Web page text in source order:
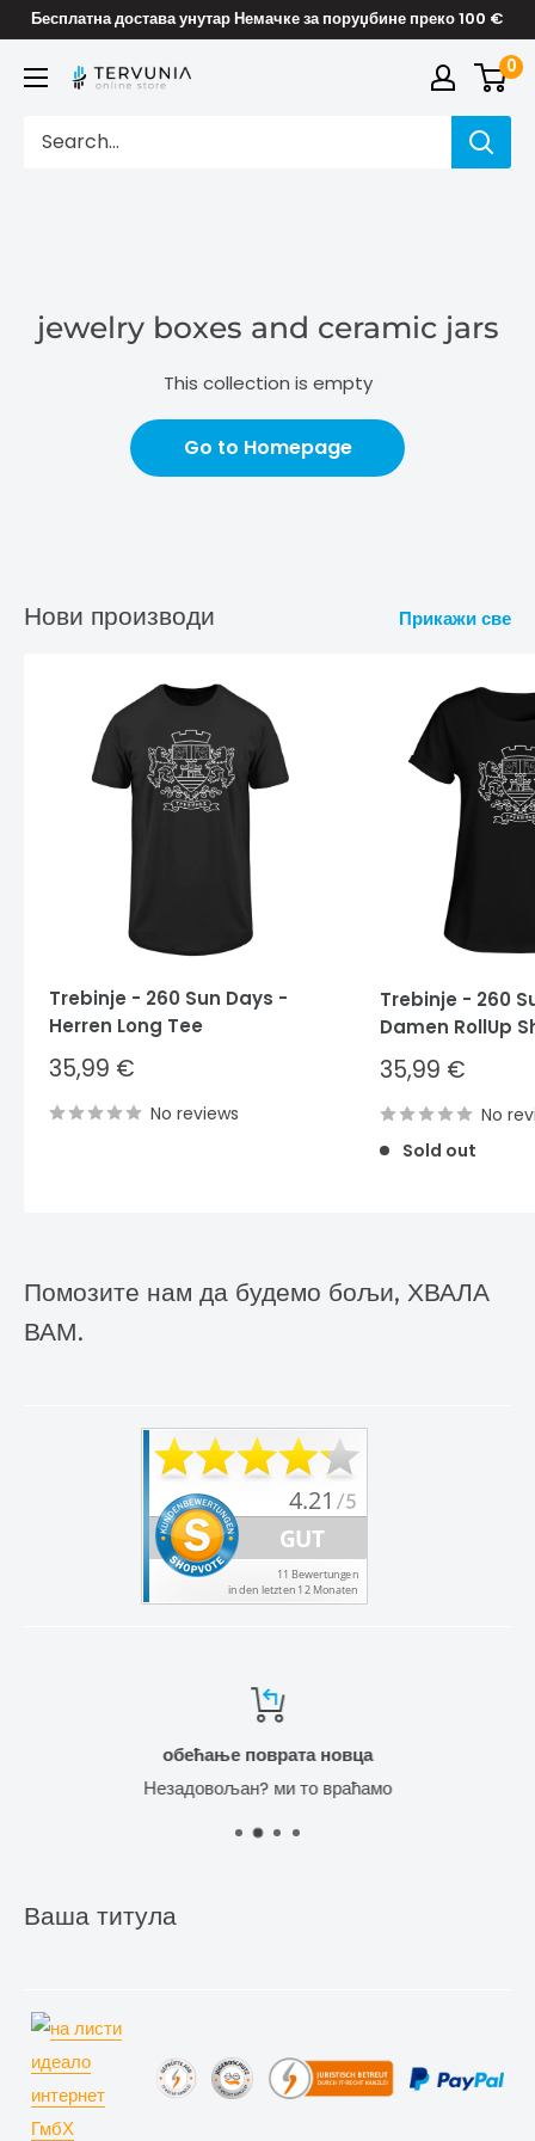
Skip
content
Бесплатна достава унутар Немачке за поруџбине преко 100 €
TERVUNIA
Stores
0
jewelry boxes and ceramic jars
This collection is empty
Go to Homepage
Нови производи Прикажи све
Trebinje - 260 Sun Days -
Herren Long Tee
Sale
price
35,99 €
No reviews
Trebinje - 260
Damen RollUp
Sale
price
35,99 €
No
Sold out
Помозите нам да будемо бољи, ХВАЛА
ВАМ.
обећање поврата новца
Незадовољан? ми то враћамо
Ваша титула